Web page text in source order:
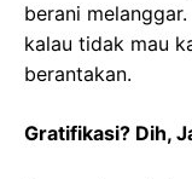
berani
kalau tidak mau
berantakan.
Gratifikasi? Dih,